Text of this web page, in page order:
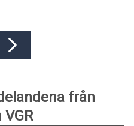
från